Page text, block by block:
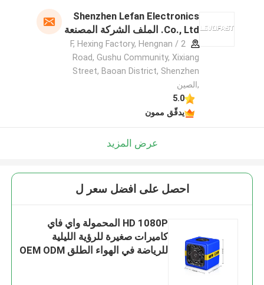
Shenzhen Lefan Electronics
Co., Ltd. الملف الشركة المصنعة
2 / F, Hexing Factory, Hengnan
Road, Gushu Community, Xixiang
Street, Baoan District, Shenzhen
,الصين
5.0
يدقّق ممون
عرض المزيد
احصل على افضل سعر ل
HD 1080P المحمولة واي فاي
كاميرات صغيرة للرؤية الليلية
للرياضة في الهواء الطلق OEM ODM